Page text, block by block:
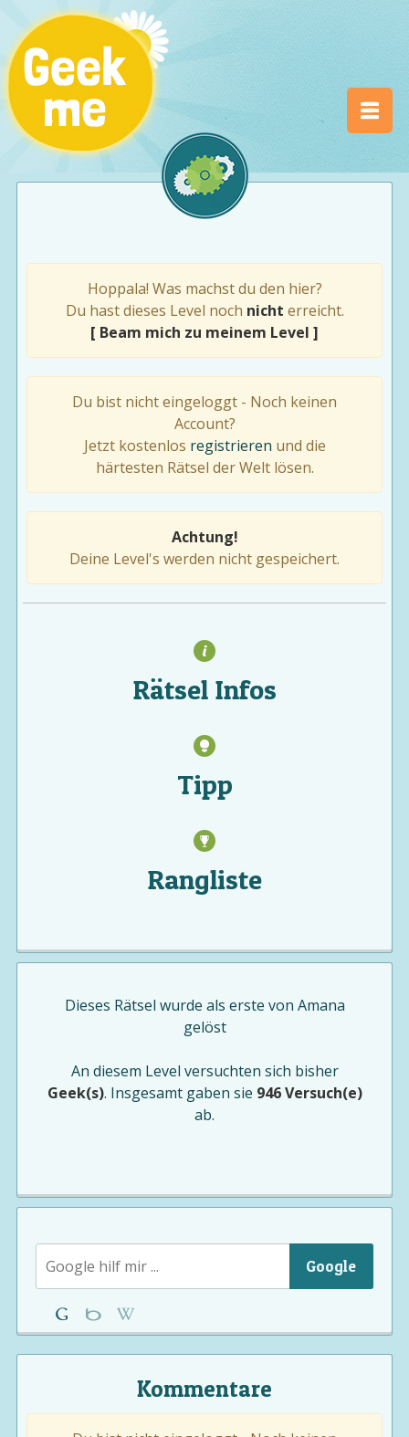
Hoppala! Was machst du den hier?
Du hast dieses Level noch nicht erreicht.
[ Beam mich zu meinem Level ]
Du bist nicht eingeloggt - Noch keinen
Account?
Jetzt kostenlos registrieren und die
härtesten Rätsel der Welt lösen.
Achtung!
Deine Level's werden nicht gespeichert.
Rätsel Infos
Tipp
Rangliste
Dieses Rätsel wurde als erste von Amana
gelöst
An diesem Level versuchten sich bisher
Geek(s). Insgesamt gaben sie 946 Versuch(e)
ab.
Google
Kommentare